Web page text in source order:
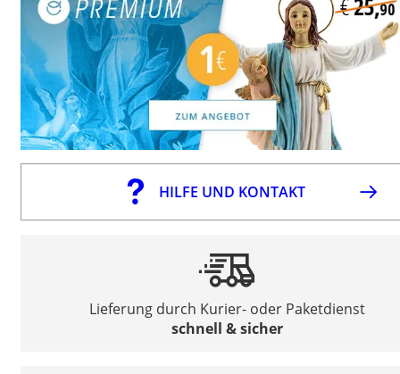
HILFE UND KONTAKT
Lieferung durch Kurier- oder Paketdienst
schnell & sicher